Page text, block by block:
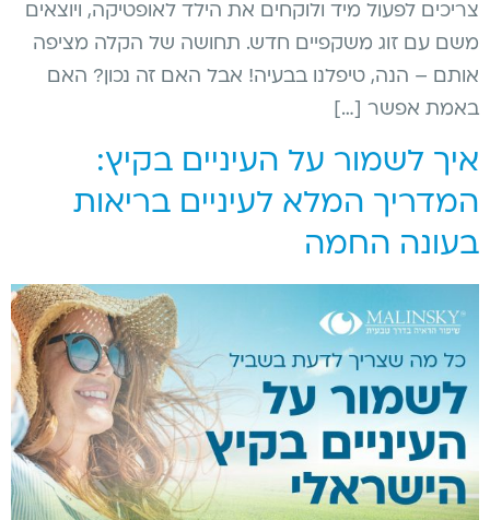
צריכים לפעול מיד ולוקחים את הילד לאופטיקה, ויוצאים
משם עם זוג משקפיים חדש. תחושה של הקלה מציפה
אותם – הנה, טיפלנו בבעיה! אבל האם זה נכון? האם
באמת אפשר […]
איך לשמור על העיניים בקיץ:
המדריך המלא לעיניים בריאות
בעונה החמה